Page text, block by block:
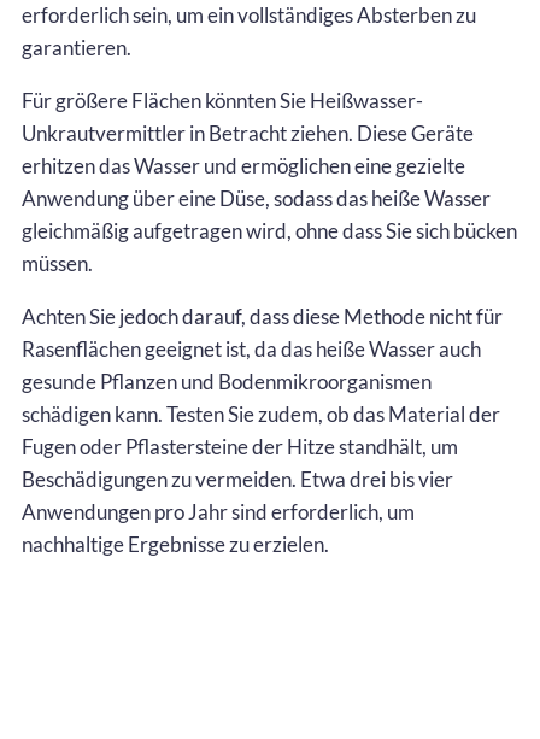
erforderlich sein, um ein vollständiges Absterben zu
garantieren.
Für größere Flächen könnten Sie Heißwasser-
Unkrautvermittler in Betracht ziehen. Diese Geräte
erhitzen das Wasser und ermöglichen eine gezielte
Anwendung über eine Düse, sodass das heiße Wasser
gleichmäßig aufgetragen wird, ohne dass Sie sich bücken
müssen.
Achten Sie jedoch darauf, dass diese Methode nicht für
Rasenflächen geeignet ist, da das heiße Wasser auch
gesunde Pflanzen und Bodenmikroorganismen
schädigen kann. Testen Sie zudem, ob das Material der
Fugen oder Pflastersteine der Hitze standhält, um
Beschädigungen zu vermeiden. Etwa drei bis vier
Anwendungen pro Jahr sind erforderlich, um
nachhaltige Ergebnisse zu erzielen.